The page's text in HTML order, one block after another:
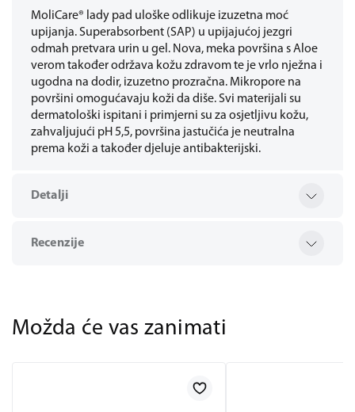
MoliCare® lady pad uloške odlikuje izuzetna moć
upijanja. Superabsorbent (SAP) u upijajućoj jezgri
odmah pretvara urin u gel. Nova, meka površina s Aloe
verom također održava kožu zdravom te je vrlo nježna i
ugodna na dodir, izuzetno prozračna. Mikropore na
površini omogućavaju koži da diše. Svi materijali su
dermatološki ispitani i primjerni su za osjetljivu kožu,
zahvaljujući pH 5,5, površina jastučića je neutralna
prema koži a također djeluje antibakterijski.
Detalji
Recenzije
Možda će vas zanimati